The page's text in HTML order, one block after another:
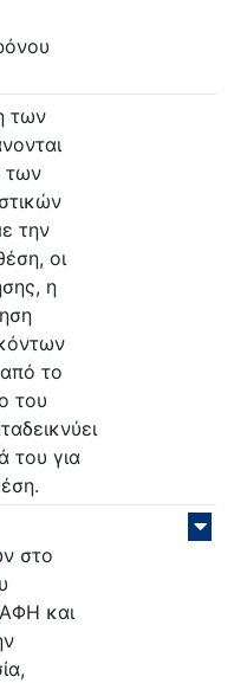
των
των
την
οι
η
το
του
του για
στο
και